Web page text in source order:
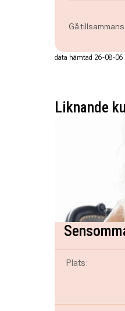
Gå
data hämtad 26-08-06
Liknande
Plats: